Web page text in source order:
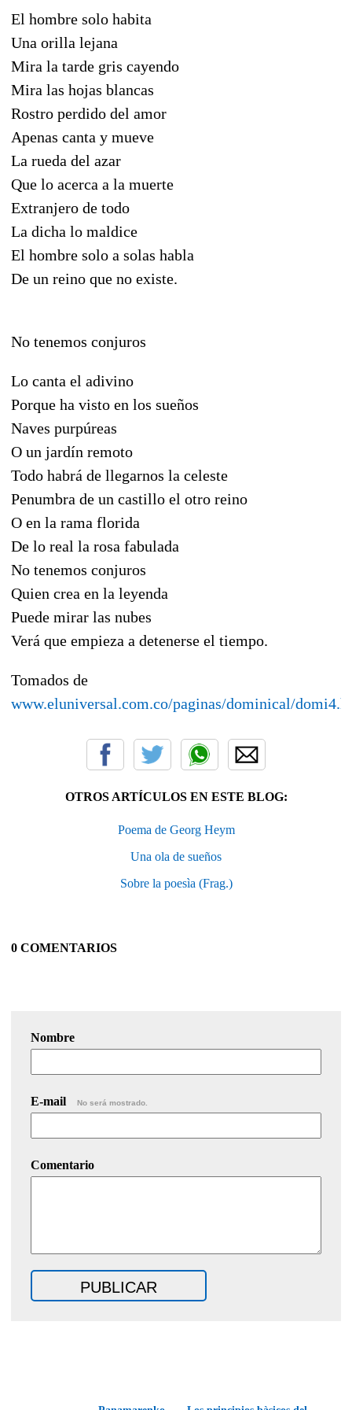
El hombre solo habita
Una orilla lejana
Mira la tarde gris cayendo
Mira las hojas blancas
Rostro perdido del amor
Apenas canta y mueve
La rueda del azar
Que lo acerca a la muerte
Extranjero de todo
La dicha lo maldice
El hombre solo a solas habla
De un reino que no existe.
No tenemos conjuros
Lo canta el adivino
Porque ha visto en los sueños
Naves purpúreas
O un jardín remoto
Todo habrá de llegarnos la celeste
Penumbra de un castillo el otro reino
O en la rama florida
De lo real la rosa fabulada
No tenemos conjuros
Quien crea en la leyenda
Puede mirar las nubes
Verá que empieza a detenerse el tiempo.
Tomados de
www.eluniversal.com.co/paginas/dominical/
OTROS ARTÍCULOS EN ESTE BLOG:
Poema de Georg Heym
Una ola de sueños
Sobre la poesìa (Frag.)
0 COMENTARIOS
Nombre
E-mail No será mostrado.
Comentario